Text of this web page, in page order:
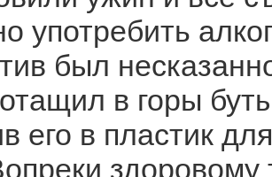
употребить
был
в горы
его в пластик
здоровому